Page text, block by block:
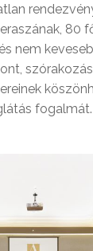
80
nem
fogalmát.